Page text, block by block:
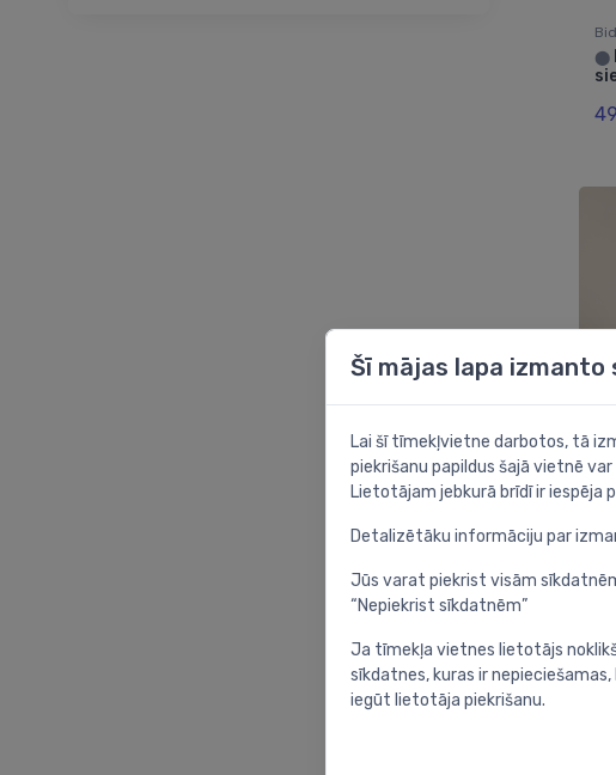
⬤
Šī mājas lapa izmanto
Lai šī tīmekļvietne darbotos, tā
piekrišanu papildus šajā vietnē
Lietotājam jebkurā brīdī ir
Detalizētāku informāciju par
Jūs varat piekrist visām
“Nepiekrist sīkdatnēm”
Ja tīmekļa vietnes lietotājs
sīkdatnes, kuras ir
iegūt lietotāja piekrišanu.